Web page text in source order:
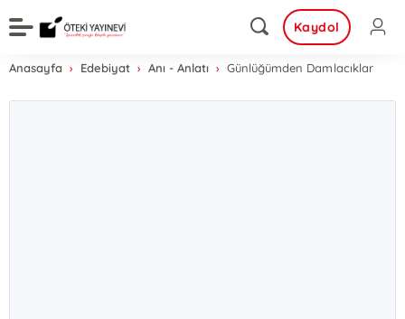
Kaydol
Anasayfa Edebiyat Anı - Anlatı Günlüğümden Damlacıklar